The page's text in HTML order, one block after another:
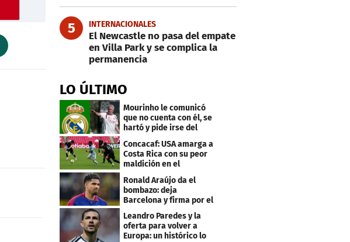
5 INTERNACIONALES
El Newcastle no pasa del empate
en Villa Park y se complica la
permanencia
LO ÚLTIMO
Mourinho le comunicó
que no cuenta con él, se
hartó y pide irse del
Concacaf: USA amarga a
Costa Rica con su peor
maldición en el
premundial Sub-20
Ronald Araújo da el
bombazo: deja
Barcelona y firma por el
club menos pensado
Leandro Paredes y la
oferta para volver a
Europa: un histórico lo